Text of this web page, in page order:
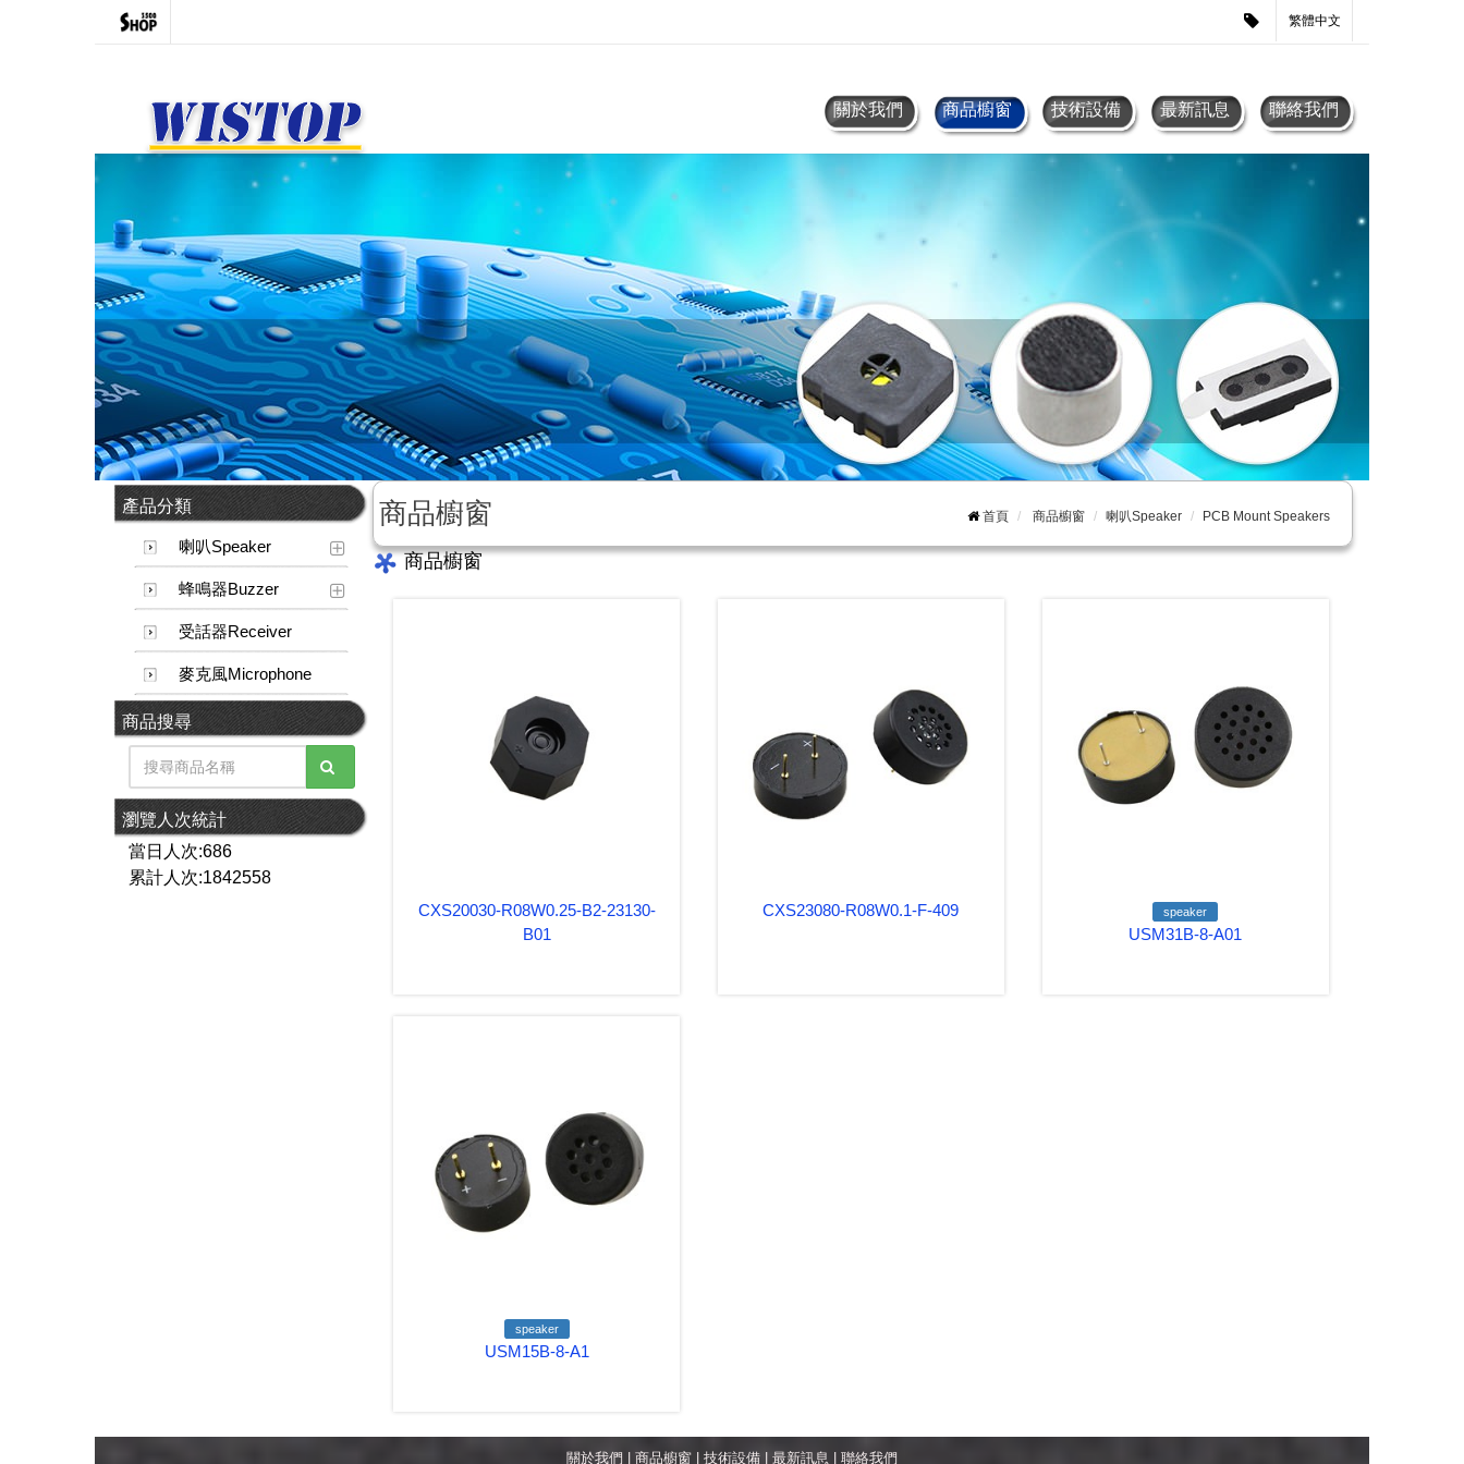
繁體中文
關於我們 商品櫥窗 技術設備 最新訊息 聯絡我們
產品分類
喇叭Speaker
蜂鳴器Buzzer
受話器Receiver
麥克風Microphone
商品搜尋
瀏覽人次統計
當日人次:686
累計人次:1842558
商品櫥窗 首頁 商品櫥窗 喇叭Speaker PCB Mount Speakers
商品櫥窗
CXS20030-R08W0.25-B2-23130-
B01
CXS23080-R08W0.1-F-409 speaker
USM31B-8-A01
speaker
USM15B-8-A1
關於我們 商品櫥窗 技術設備 最新訊息 聯絡我們